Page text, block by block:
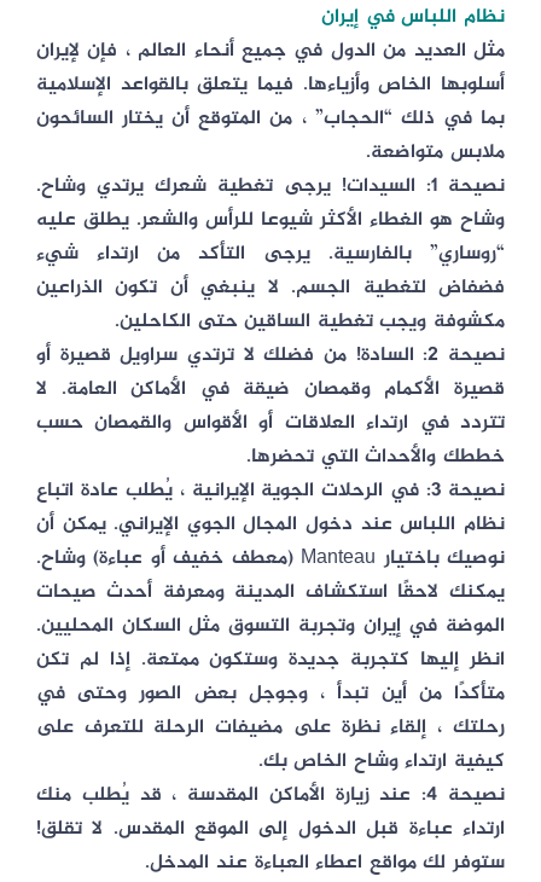
نظام اللباس في إيران
مثل العديد من الدول في جميع أنحاء العالم ، فإن لإيران
أسلوبها الخاص وأزياءها. فيما يتعلق بالقواعد الإسلامية
بما في ذلك “الحجاب” ، من المتوقع أن يختار السائحون
ملابس متواضعة.
نصيحة 1: السيدات! يرجى تغطية شعرك يرتدي وشاح.
وشاح هو الغطاء الأكثر شيوعا للرأس والشعر. يطلق عليه
“روساري” بالفارسية. يرجى التأكد من ارتداء شيء
فضفاض لتغطية الجسم. لا ينبغي أن تكون الذراعين
مكشوفة ويجب تغطية الساقين حتى الكاحلين.
نصيحة 2: السادة! من فضلك لا ترتدي سراويل قصيرة أو
قصيرة الأكمام وقمصان ضيقة في الأماكن العامة. لا
تتردد في ارتداء العلاقات أو الأقواس والقمصان حسب
خططك والأحداث التي تحضرها.
نصيحة 3: في الرحلات الجوية الإيرانية ، يُطلب عادة اتباع
نظام اللباس عند دخول المجال الجوي الإيراني. يمكن أن
نوصيك باختيار Manteau (معطف خفيف أو عباءة) وشاح.
يمكنك لاحقًا استكشاف المدينة ومعرفة أحدث صيحات
الموضة في إيران وتجربة التسوق مثل السكان المحليين.
انظر إليها كتجربة جديدة وستكون ممتعة. إذا لم تكن
متأكدًا من أين تبدأ ، وجوجل بعض الصور وحتى في
رحلتك ، إلقاء نظرة على مضيفات الرحلة للتعرف على
كيفية ارتداء وشاح الخاص بك.
نصيحة 4: عند زيارة الأماكن المقدسة ، قد يُطلب منك
ارتداء عباءة قبل الدخول إلى الموقع المقدس. لا تقلق!
ستوفر لك مواقع اعطاء العباءة عند المدخل.